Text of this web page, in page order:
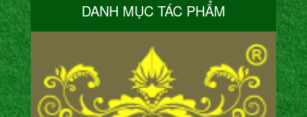
DANH MỤC TÁC PHẨM